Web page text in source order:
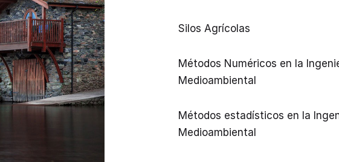
Silos Agrícolas
Métodos Numéricos en la
Medioambiental
Métodos estadísticos en la
Medioambiental